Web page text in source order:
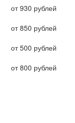
от 930 рублей
от 850 рублей
от 500 рублей
от 800 рублей